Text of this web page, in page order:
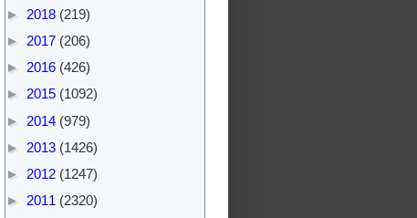
► 2018 (219)
► 2017 (206)
► 2016 (426)
► 2015 (1092)
► 2014 (979)
► 2013 (1426)
► 2012 (1247)
► 2011 (2320)